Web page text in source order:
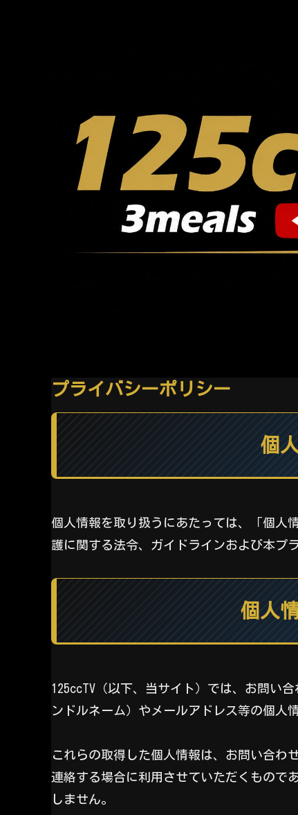
プライバシーポリシー
個
個人情報を取り扱うにあたっては、「個人
護に関する法令、ガイドラインおよび本プ
個人
125ccTV（以下、当サイト）では、お問い
ンドルネーム）やメールアドレス等の個人
これらの取得した個人情報は、お問い合わ
連絡する場合に利用させていただくもので
しません。